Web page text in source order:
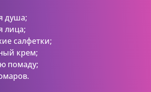
душа;
лица;
салфетки;
крем;
помаду;